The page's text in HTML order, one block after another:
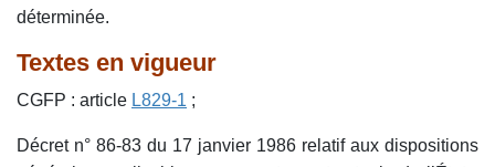
déterminée.
Textes en vigueur
CGFP : article L829-1 ;
Décret n° 86-83 du 17 janvier 1986 relatif aux dispositions